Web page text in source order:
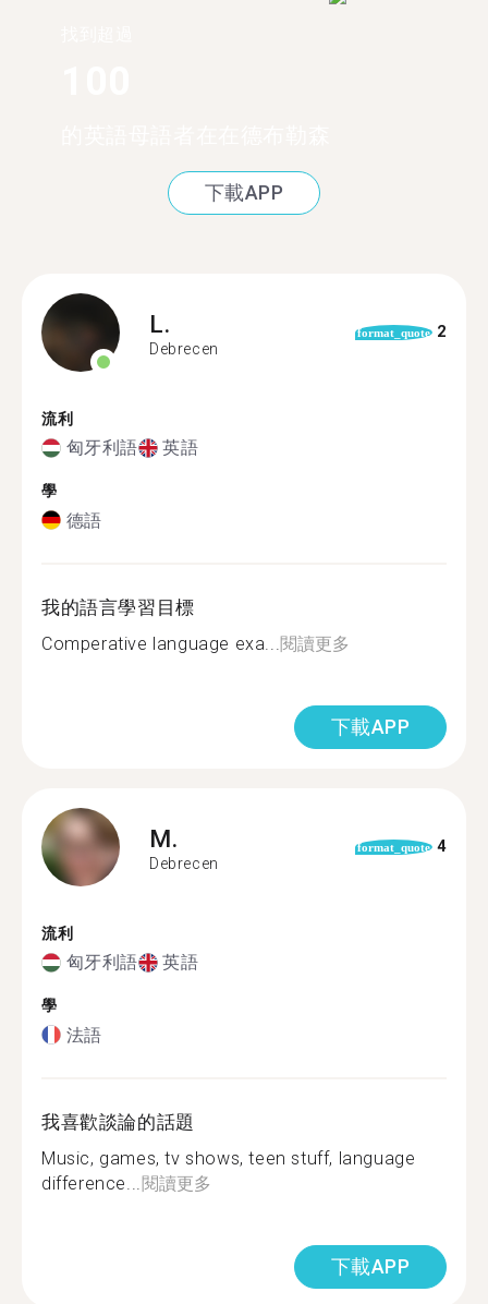
下載APP
L.
Debrecen
format_quote 2
流利
匈牙利語 英語
學
德語
我的語言學習目標
Comperative language exa... 閱讀更多
下載APP
M.
Debrecen
format_quote 4
流利
匈牙利語 英語
學
法語
我喜歡談論的話題
Music, games, tv shows, teen stuff, language
difference... 閱讀更多
下載APP